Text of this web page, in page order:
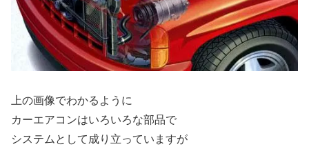
上の画像でわかるように
カーエアコンはいろいろな部品で
システムとして成り立っていますが